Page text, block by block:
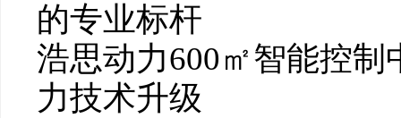
的专业标杆
浩思动力600㎡智能控
力技术升级